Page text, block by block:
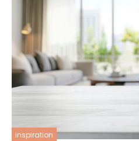
inspiration